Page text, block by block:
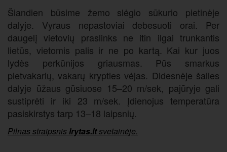
​Šiandien būsime žemo slėgio sūkurio pietinėje
dalyje. Vyraus nepastoviai debesuoti orai. Per
daugelį vietovių praslinks ne itin ilgai trunkantis
lietūs, vietomis palis ir ne po kartą. Kai kur juos
lydės perkūnijos griausmas. Pūs smarkus
pietvakarių, vakarų krypties vėjas. Didesnėje šalies
dalyje ūžaus gūsiuose 15–20 m/sek, pajūryje gali
sustiprėti ir iki 23 m/sek. Įdienojus temperatūra
pasiskirstys tarp 13–18 laipsnių.
Pilnas straipsnis lrytas.ltsvetainėje.